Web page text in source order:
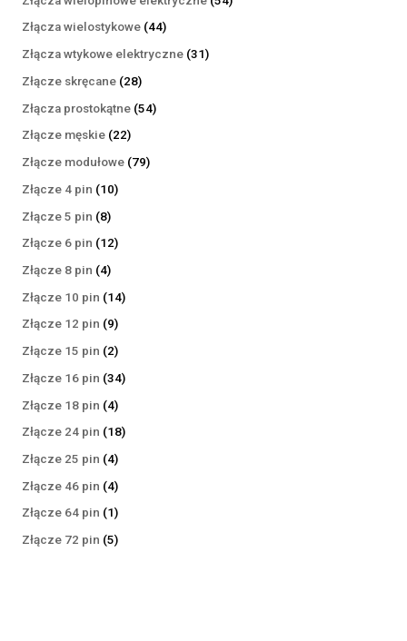
Złącza wielostykowe 4444
produkty
Złącza wtykowe elektryczne 3131
Złącze skręcane 2828
produktów
Złącza prostokątne 5454
Złącze męskie 2222
produkty
Złącze modułowe 7979
Złącze 4 pin 1010
Złącze 5 pin 88
produktów
Złącze 6 pin 1212
Złącze 8 pin 44
produkty
Złącze 10 pin 1414
Złącze 12 pin 99
produktów
Złącze 15 pin 22
produkty
Złącze 16 pin 3434
Złącze 18 pin 44
produkty
Złącze 24 pin 1818
Złącze 25 pin 44
produkty
Złącze 46 pin 44
produkty
Złącze 64 pin 11
produkt
Złącze 72 pin 55